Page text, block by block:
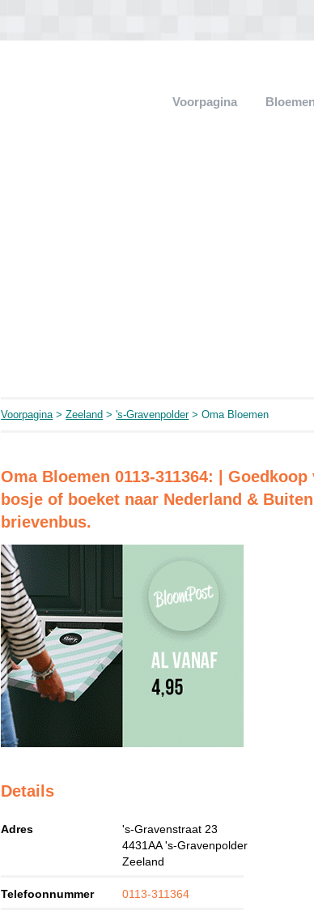
Voorpagina
Voorpagina>Zeeland >'s-Gravenpolder> Oma Bloemen
Oma Bloemen 0113-311364: |
bosje of boeket naar Nederland &
brievenbus.
Details
Adres
's-Gravenstraat 23
4431AA 's-Gravenpolder
Zeeland
Telefoonnummer 0113-311364